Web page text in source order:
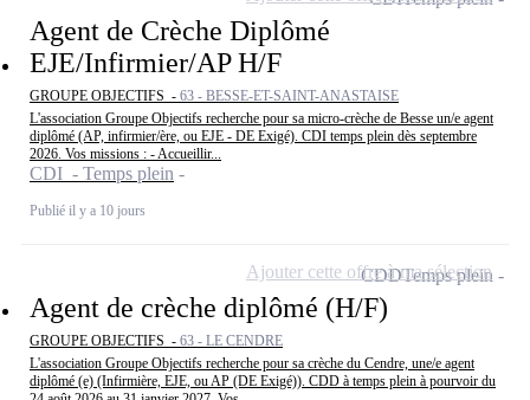
Agent de Crèche Diplômé
EJE/Infirmier/AP H/F
GROUPE OBJECTIFS - 63 - BESSE-ET-SAINT-ANASTAISE
L'association Groupe Objectifs recherche pour sa micro-crèche de Besse un/e agent
diplômé (AP, infirmier/ère, ou EJE - DE Exigé). CDI temps plein dès septembre
2026. Vos missions : - Accueillir...
CDI - Temps plein
Publié il y a 10 jours
Agent de crèche diplômé (H/F)
GROUPE OBJECTIFS - 63 - LE CENDRE
L'association Groupe Objectifs recherche pour sa crèche du Cendre, une/e agent
diplômé (e) (Infirmière, EJE, ou AP (DE Exigé)). CDD à temps plein à pourvoir du
CDDTemps plein
Ajouter cette offre à ma sélection